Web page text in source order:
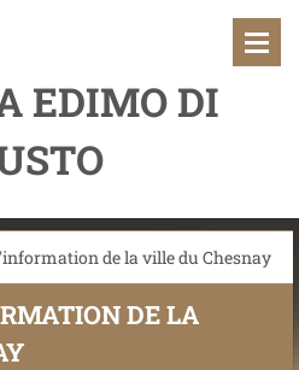
EDIMO DI
de la ville du Chesnay
DE LA